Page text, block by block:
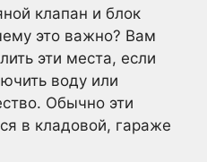
клапан и блок
это важно? Вам
эти места, если
воду или
Обычно эти
в кладовой, гараже